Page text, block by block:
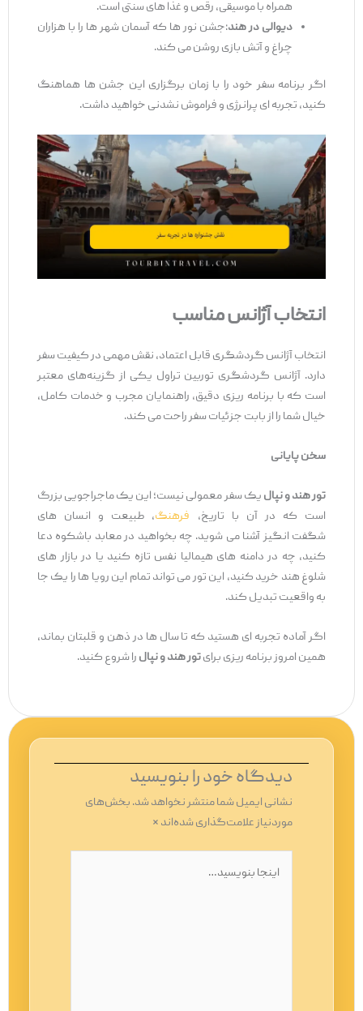
همراه با موسیقی، رقص و غذا های سنتی است.
دیوالی در هند:جشن نور ها که آسمان شهر ها را با هزاران
چراغ و آتش ‌بازی روشن می ‌کند.
اگر برنامه سفر خود را با زمان برگزاری این جشن‌ ها هماهنگ
کنید، تجربه ‌ای پرانرژی و فراموش ‌نشدنی خواهید داشت.
انتخاب آژانس مناسب
انتخاب آژانس گردشگری قابل اعتماد، نقش مهمی در کیفیت سفر
دارد. آژانس گردشگری توربین تراول یکی از گزینه‌های معتبر
است که با برنامه ‌ریزی دقیق، راهنمایان مجرب و خدمات کامل،
خیال شما را از بابت جزئیات سفر راحت می‌ کند.
سخن پایانی
تور هند و نپالیک سفر معمولی نیست؛ این یک ماجراجویی بزرگ
است که در آن با تاریخ،فرهنگ، طبیعت و انسان ‌های
شگفت ‌انگیز آشنا می ‌شوید. چه بخواهید در معابد باشکوه دعا
کنید، چه در دامنه‌ های هیمالیا نفس تازه کنید یا در بازار های
شلوغ هند خرید کنید، این تور می ‌تواند تمام این رویا ها را یک‌ جا
به واقعیت تبدیل کند.
اگر آماده تجربه ‌ای هستید که تا سال‌ ها در ذهن و قلبتان بماند،
همین امروز برنامه ‌ریزی برایتور هند و نپالرا شروع کنید.
دیدگاه‌ خود را بنویسید
نشانی ایمیل شما منتشر نخواهد شد.بخش‌های
موردنیاز علامت‌گذاری شده‌اند*
بنویسید…